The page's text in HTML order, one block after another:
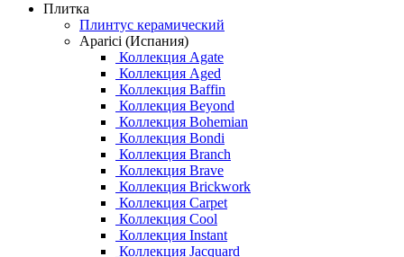
Плитка
Плинтус керамический
Aparici (Испания)
Коллекция Agate
Коллекция Aged
Коллекция Baffin
Коллекция Beyond
Коллекция Bohemian
Коллекция Bondi
Коллекция Branch
Коллекция Brave
Коллекция Brickwork
Коллекция Carpet
Коллекция Cool
Коллекция Instant
Коллекция Jacquard